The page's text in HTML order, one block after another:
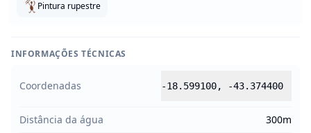
Pintura rupestre
INFORMAÇÕES TÉCNICAS
Coordenadas -18.599100, -43.374400
Distância da água
300m